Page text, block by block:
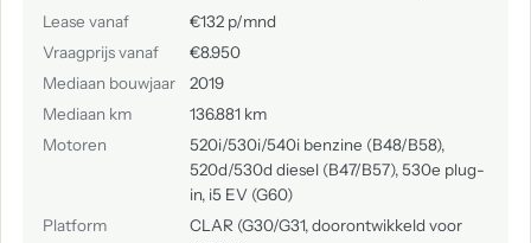
Lease vanaf
€132 p/mnd
Vraagprijs vanaf
€8.950
Mediaan bouwjaar
2019
Mediaan km
136.881 km
Motoren
520i/530i/540i benzine (B48/B58),
520d/530d diesel (B47/B57), 530e plug-
in, i5 EV (G60)
Platform
CLAR (G30/G31, doorontwikkeld voor